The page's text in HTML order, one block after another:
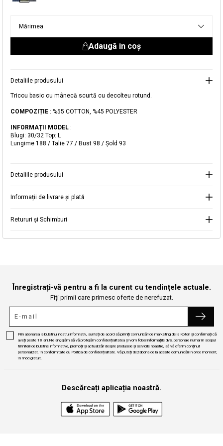
Mărimea
Adaugă in coş
Detaliile produsului
Tricou basic cu mânecă scurtă cu decolteu rotund.
COMPOZIȚIE : %55 COTTON, %45 POLYESTER
INFORMAȚII MODEL :
Blugi: 30/32 Top: L
Lungime 188 / Talie 77 / Bust 98 / Şold 93
Detaliile produsului
Informații de livrare și plată
Retururi și Schimburi
Înregistrați-vă pentru a fi la curent cu tendințele actuale.
Fiți primii care primesc oferte de nerefuzat.
Prin abonarea la buletinul nostru informativ, sunteți de acord să primiți comunicări de marketing de la Koton și confirmați că
aveți peste 18 ani.Ne angajăm să vă protejăm confidențialitatea și vom folosi informațiile dvs. personale numai în scopul
trimiterii de buletine informative, promoții și actualizări despre produsele și serviciile noastre, să vă oferim conținut
personalizat, în conformitate cu Politica de confidențialitate. Vă puteți dezabona de la aceste comunicări în orice moment,
în mod gratuit.
Descărcați aplicația noastră.
Magazinele noastre
Puteți ajunge la magazinul KOTON pe care îl căutați
selectând informațiile despre țară și oraș.
Selectați Judet
Alertă de stoc
Adăugat în coș
Tricou basic cu mânecă scurtă cu decolteu